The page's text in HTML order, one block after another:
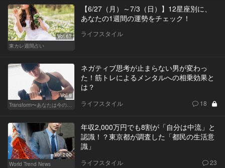
Vol.67
東カレ週間占い
【6/27（月）～7/3（日）】12星座別に、
あなたの1週間の運勢をチェック！
ライフスタイル
Vol.9
Transform〜あなたは今の自分に満足してますか？〜
ネガティブ思考が止まらない男が変わっ
た！筋トレによるメンタルへの相乗効果と
は？
ライフスタイル 18
Vol.200
World Trend News
年収2,000万円でも8割が「自分は中流」と
認識！？東京都が調査した「都民の生活意
識」
ライフスタイル 23